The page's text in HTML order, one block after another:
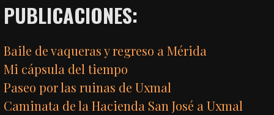
PUBLICACIONES:
Baile de vaqueras y regreso a Mérida
Mi cápsula del tiempo
Paseo por las ruinas de Uxmal
Caminata de la Hacienda San José a Uxmal